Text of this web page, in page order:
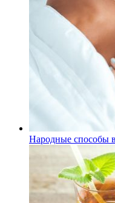
Народные способы